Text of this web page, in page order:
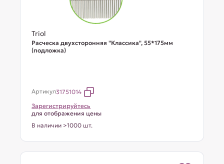
Triol
Расческа двухсторонняя "Классика", 55*175мм
(подложка)
Артикул31751014
Зарегистрируйтесь
для отображения цены
В наличии >1000 шт.